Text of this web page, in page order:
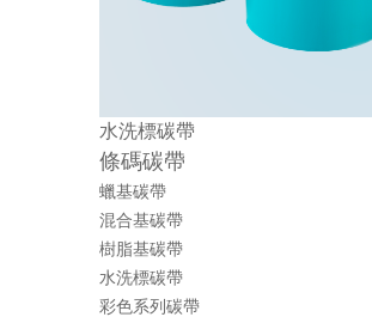
全能樹脂基碳帶
條碼碳帶
蠟基碳帶
混合基碳帶
樹脂基碳帶
水洗標碳帶
彩色系列碳帶